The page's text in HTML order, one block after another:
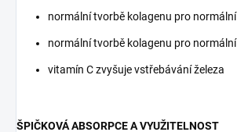
normální tvorbě kolagenu pro
normální tvorbě kolagenu pro
vitamín C zvyšuje vstřebávání železa
ŠPIČKOVÁ ABSORPCE A VYUŽITELNOST